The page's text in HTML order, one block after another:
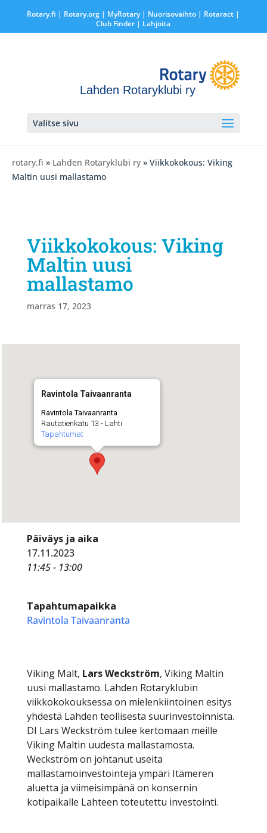
Rotary.fi | Rotary.org | MyRotary | Nuorisovaihto | Rotaract |
Club Finder | Lahjoita
Lahden Rotaryklubi ry
Valitse sivu
rotary.fi » Lahden Rotaryklubi ry » Viikkokokous: Viking
Maltin uusi mallastamo
Viikkokokous: Viking
Maltin uusi
mallastamo
marras 17, 2023
Ravintola Taivaanranta
Ravintola Taivaanranta
Rautatienkatu 13 - Lahti
Tapahtumat
Päiväys ja aika
17.11.2023
11:45 - 13:00
Tapahtumapaikka
Ravintola Taivaanranta
Viking Malt, Lars Weckström, Viking Maltin
uusi mallastamo. Lahden Rotaryklubin
viikkokokouksessa on mielenkiintoinen esitys
yhdestä Lahden teollisesta suurinvestoinnista.
DI Lars Weckström tulee kertomaan meille
Viking Maltin uudesta mallastamosta.
Weckström on johtanut useita
mallastamoinvestointeja ympäri Itämeren
aluetta ja viimeisimpänä on konsernin
kotipaikalle Lahteen toteutettu investointi.